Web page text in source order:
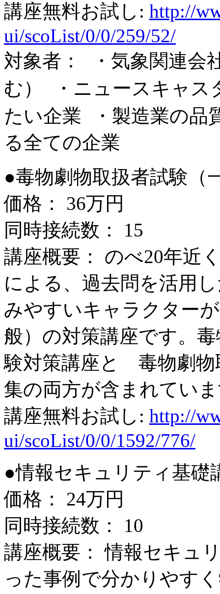
講座無料お試し: http://
ui/scoList/0/0/259/52/
対象者： ・気象関連会
む） ・ニュースキャス
たい企業 ・製造業の品
る全ての企業
●毒物劇物取扱者試験（
価格： 36万円
同時接続数： 15
講座概要： のべ20年近
による、過去問を活用
みやすいキャラクター
般）の対策講座です。
験対策講座と 毒物劇物
集の両方が含まれてい
講座無料お試し: http://
ui/scoList/0/0/1592/776/
●情報セキュリティ基礎
価格： 24万円
同時接続数： 10
講座概要： 情報セキュ
った事例で分かりやす